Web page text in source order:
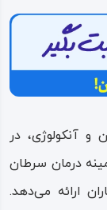
آنکولوژی، در
درمان سرطان
ارائه می‌دهد.